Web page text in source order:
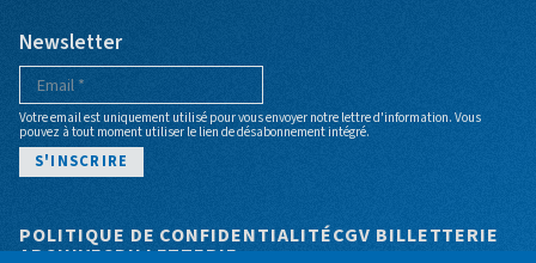
Newsletter
Votre email est uniquement utilisé pour vous envoyer notre lettre d'information. Vous
pouvez à tout moment utiliser le lien de désabonnement intégré.
Pied de page
POLITIQUE DE CONFIDENTIALITÉCGV BILLETTERIE
ARCHIVESBILLETTERIE